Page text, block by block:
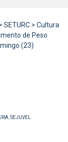
SETURC > Cultura
de Peso
(23)
,SEJUVEL